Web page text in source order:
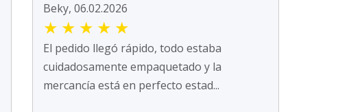
Beky, 06.02.2026
★ ★ ★ ★ ★
El pedido llegó rápido, todo estaba
cuidadosamente empaquetado y la
mercancía está en perfecto estad...